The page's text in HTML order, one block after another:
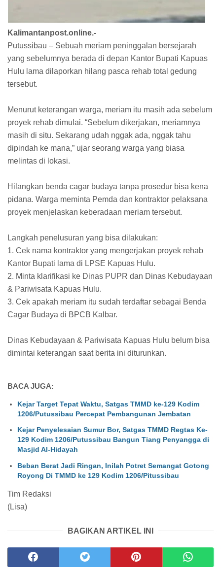
Kalimantanpost.online.-
Putussibau – Sebuah meriam peninggalan bersejarah
yang sebelumnya berada di depan Kantor Bupati Kapuas
Hulu lama dilaporkan hilang pasca rehab total gedung
tersebut.
Menurut keterangan warga, meriam itu masih ada sebelum
proyek rehab dimulai. “Sebelum dikerjakan, meriamnya
masih di situ. Sekarang udah nggak ada, nggak tahu
dipindah ke mana,” ujar seorang warga yang biasa
melintas di lokasi.
Hilangkan benda cagar budaya tanpa prosedur bisa kena
pidana. Warga meminta Pemda dan kontraktor pelaksana
proyek menjelaskan keberadaan meriam tersebut.
Langkah penelusuran yang bisa dilakukan:
1. Cek nama kontraktor yang mengerjakan proyek rehab
Kantor Bupati lama di LPSE Kapuas Hulu.
2. Minta klarifikasi ke Dinas PUPR dan Dinas Kebudayaan
& Pariwisata Kapuas Hulu.
3. Cek apakah meriam itu sudah terdaftar sebagai Benda
Cagar Budaya di BPCB Kalbar.
Dinas Kebudayaan & Pariwisata Kapuas Hulu belum bisa
dimintai keterangan saat berita ini diturunkan.
BACA JUGA:
Kejar Target Tepat Waktu, Satgas TMMD ke-129 Kodim
1206/Putussibau Percepat Pembangunan Jembatan
Kejar Penyelesaian Sumur Bor, Satgas TMMD Regtas Ke-
129 Kodim 1206/Putussibau Bangun Tiang Penyangga di
Masjid Al-Hidayah
Beban Berat Jadi Ringan, Inilah Potret Semangat Gotong
Royong Di TMMD ke 129 Kodim 1206/Pitussibau
Tim Redaksi
(Lisa)
BAGIKAN ARTIKEL INI